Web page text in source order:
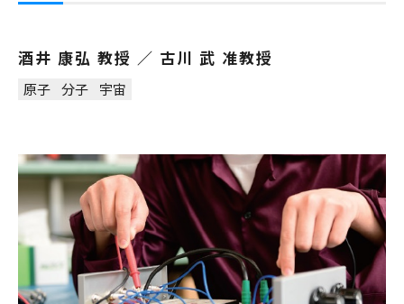
酒井 康弘 教授 ／ 古川 武 准教授
原子 分子 宇宙